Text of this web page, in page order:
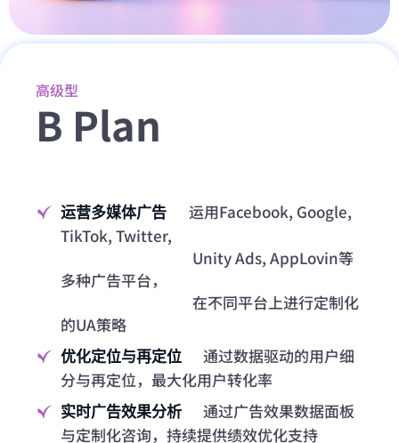
高级型
B Plan
运营多媒体广告
运用Facebook, Google,
TikTok, Twitter,
Unity Ads, AppLovin等
多种广告平台，
在不同平台上进行定制化
的UA策略
优化定位与再定位
通过数据驱动的用户细
分与再定位，最大化用户转化率
实时广告效果分析
通过广告效果数据面板
与定制化咨询，持续提供绩效优化支持